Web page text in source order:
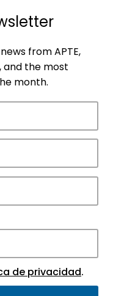
drive
from APTE,
and the most
month.
de privacidad.